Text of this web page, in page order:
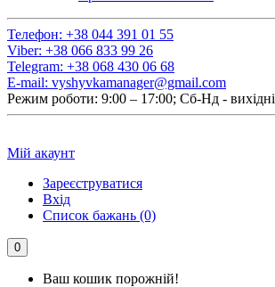
Телефон: +38 044 391 01 55
Viber: +38 066 833 99 26
Telegram: +38 068 430 06 68
E-mail: vyshyvkamanager@gmail.com
Режим роботи: 9:00 – 17:00; Сб-Нд - вихідні
Мій акаунт
Зареєструватися
Вхід
Список бажань (0)
0
Ваш кошик порожній!